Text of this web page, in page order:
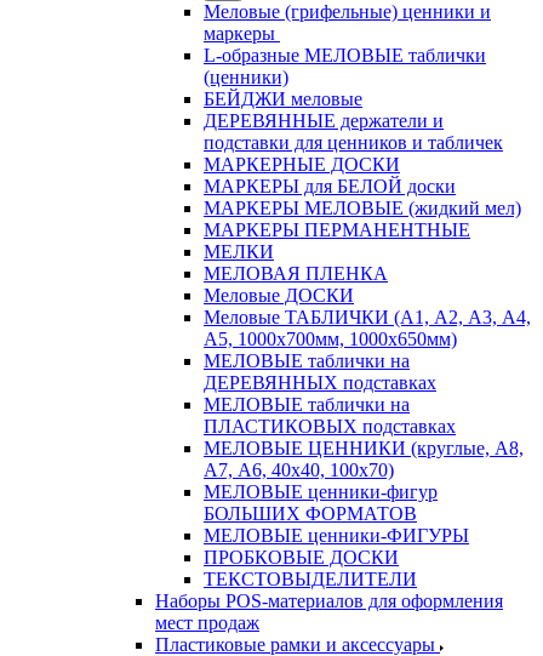
Меловые (грифельные) ценники и
маркеры
L-образные МЕЛОВЫЕ таблички
(ценники)
БЕЙДЖИ меловые
ДЕРЕВЯННЫЕ держатели и
подставки для ценников и табличек
МАРКЕРНЫЕ ДОСКИ
МАРКЕРЫ для БЕЛОЙ доски
МАРКЕРЫ МЕЛОВЫЕ (жидкий мел)
МАРКЕРЫ ПЕРМАНЕНТНЫЕ
МЕЛКИ
МЕЛОВАЯ ПЛЕНКА
Меловые ДОСКИ
Меловые ТАБЛИЧКИ (А1, А2, А3, А4,
А5, 1000х700мм, 1000х650мм)
МЕЛОВЫЕ таблички на
ДЕРЕВЯННЫХ подставках
МЕЛОВЫЕ таблички на
ПЛАСТИКОВЫХ подставках
МЕЛОВЫЕ ЦЕННИКИ (круглые, А8,
А7, А6, 40х40, 100х70)
МЕЛОВЫЕ ценники-фигур
БОЛЬШИХ ФОРМАТОВ
МЕЛОВЫЕ ценники-ФИГУРЫ
ПРОБКОВЫЕ ДОСКИ
ТЕКСТОВЫДЕЛИТЕЛИ
Наборы POS-материалов для оформления
мест продаж
Пластиковые рамки и аксессуары